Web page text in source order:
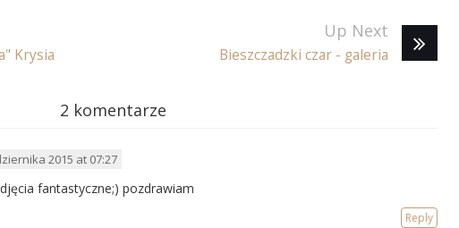
Up Next
Bieszczadzki czar - galeria
Krysia
2 komentarze
2015 at 07:27
fantastyczne;) pozdrawiam
Reply